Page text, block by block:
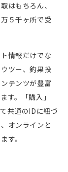
はもちろん、
５千ヶ所で受
情報だけでな
ツー、釣果投
テンツが豊富
す。「購入」
共通のID に紐づ
オンラインと
す。